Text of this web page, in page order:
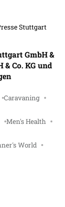
Stuttgart
GmbH &
& Co. KG und
Caravaning
Men's Health
World